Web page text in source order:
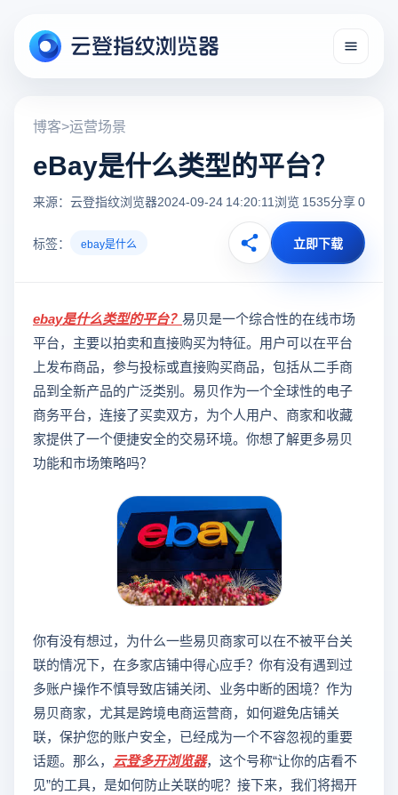
博客>运营场景
eBay是什么类型的平台？
来源：云登指纹浏览器2024-09-24 14:20:11浏览 1535分享 0
标签： ebay是什么 立即下载
ebay是什么类型的平台？ 易贝是一个综合性的在线市场
平台，主要以拍卖和直接购买为特征。用户可以在平台
上发布商品，参与投标或直接购买商品，包括从二手商
品到全新产品的广泛类别。易贝作为一个全球性的电子
商务平台，连接了买卖双方，为个人用户、商家和收藏
家提供了一个便捷安全的交易环境。你想了解更多易贝
功能和市场策略吗？
你有没有想过，为什么一些易贝商家可以在不被平台关
联的情况下，在多家店铺中得心应手？你有没有遇到过
多账户操作不慎导致店铺关闭、业务中断的困境？作为
易贝商家，尤其是跨境电商运营商，如何避免店铺关
联，保护您的账户安全，已经成为一个不容忽视的重要
话题。那么， 云登多开浏览器，这个号称“让你的店看不
见”的工具，是如何防止关联的呢？接下来，我们将揭开